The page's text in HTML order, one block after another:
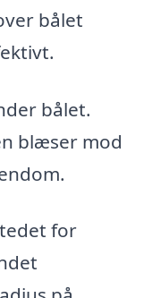
bålet
bålet.
blæser mod
for